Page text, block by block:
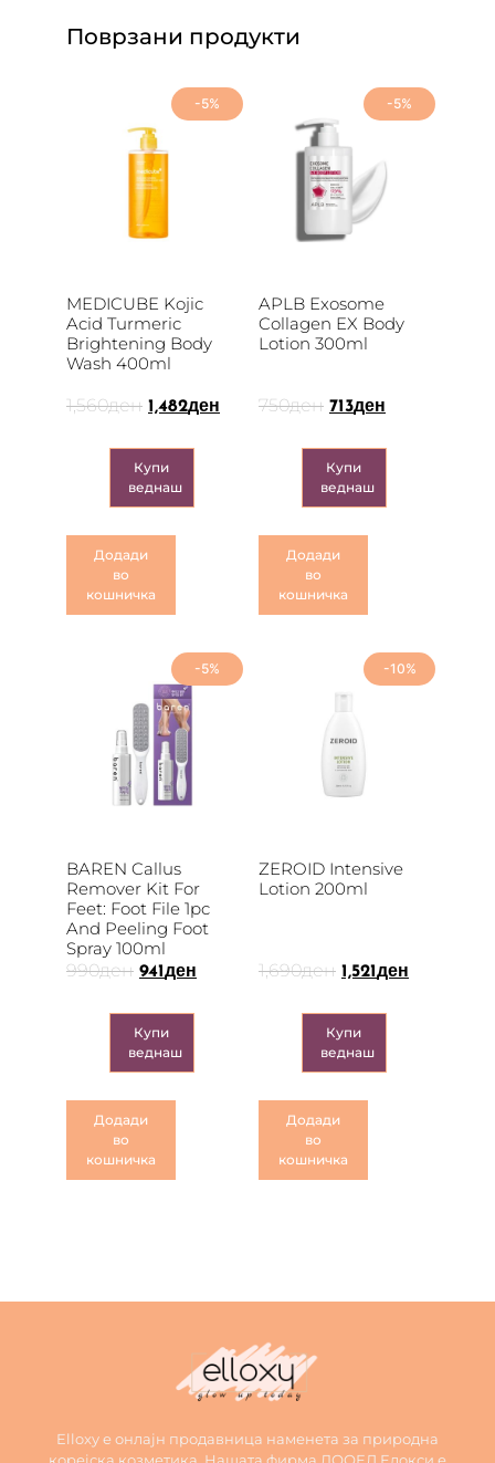
Поврзани продукти
-5%
MEDICUBE Kojic
Acid Turmeric
Brightening Body
Wash 400ml
1,560ден 1,482ден
Купи
веднаш
Додади
во
кошничка
-5%
APLB Exosome
Collagen EX Body
Lotion 300ml
750ден 713ден
Купи
веднаш
Додади
во
кошничка
-5%
BAREN Callus
Remover Kit For
Feet: Foot File 1pc
And Peeling Foot
Spray 100ml
990ден 941ден
Купи
веднаш
Додади
во
кошничка
-10%
ZEROID Intensive
Lotion 200ml
1,690ден 1,521ден
Купи
веднаш
Додади
во
кошничка
Elloxy е онлајн продавница наменета за природна
корејска козметика. Нашата фирма ДООЕЛ Елокси е